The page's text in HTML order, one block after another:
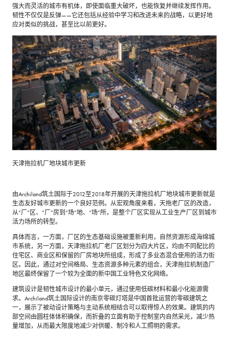
强大而灵活的城市有机体，即使面临重大破坏，也能恢复并继续发挥作用。
韧性不仅仅是反弹——它还包括从经验中学习和改进未来的战略，以更好地
应对类似的挑战，甚至比以前更好。
天津拖拉机厂地块城市更新
由Archiland筑土国际于2012至2018年开展的天津拖拉机厂地块城市更新就是
生态友好城市更新的一个良好范例。从宏观角度来看，天拖老厂区的改造，
从“厂”区、“厂”房到“场”地、“场”所，是整个厂区实现从工业生产厂区到城市
活力场所的转型。
具体而言，一方面，厂区的生态基础设施被重新利用，自然资源形成海绵城
市系统，另一方面，天津拖拉机厂老厂区划分为四大片区，均由不同配比的
住宅区、商业区和保留的厂房地块所组成，形成了多业态混合使用的活力街
区。因此，通过对空间格局、生态资源多种元素的组合，天津拖拉机制造厂
地区最终保留了一个较为全面的新中国工业特色文化网络。
建筑设计是韧性城市设计的最小单元，通过使用低碳材料和最小化能源需
求。Archiland筑土国际设计的南京零碳灯塔是中国首批运营的零碳建筑之
一，展示了被动设计策略与主动系统相结合可以取得惊人的效果。建筑的内
部空间由圆柱体体积确保，而折叠的立面有助于控制室内自然采光，减少热
量增加，从而最大限度地减少对供暖、制冷和人工照明的需求。